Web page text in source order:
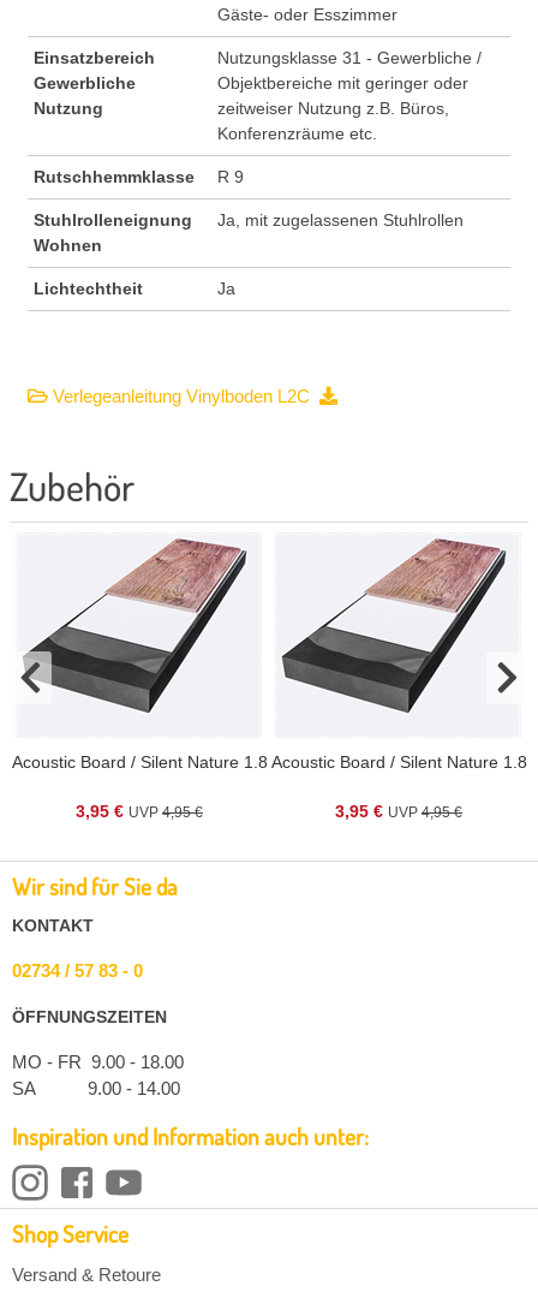
Gäste- oder Esszimmer
Einsatzbereich
Gewerbliche
Nutzung
Nutzungsklasse 31 - Gewerbliche /
Objektbereiche mit geringer oder
zeitweiser Nutzung z.B. Büros,
Konferenzräume etc.
Rutschhemmklasse R 9
Stuhlrolleneignung
Wohnen
Ja, mit zugelassenen Stuhlrollen
Lichtechtheit Ja
Verlegeanleitung Vinylboden L2C
Zubehör
Acoustic Board / Silent Nature 1.8
3,95 € 4,95 €
Acoustic Board / Silent Nature 1.8
3,95 € 4,95 €
Wir sind für Sie da
KONTAKT
02734 / 57 83 - 0
ÖFFNUNGSZEITEN
MO - FR 9.00 - 18.00
SA 9.00 - 14.00
Inspiration und Information auch unter:
Shop Service
Versand & Retoure